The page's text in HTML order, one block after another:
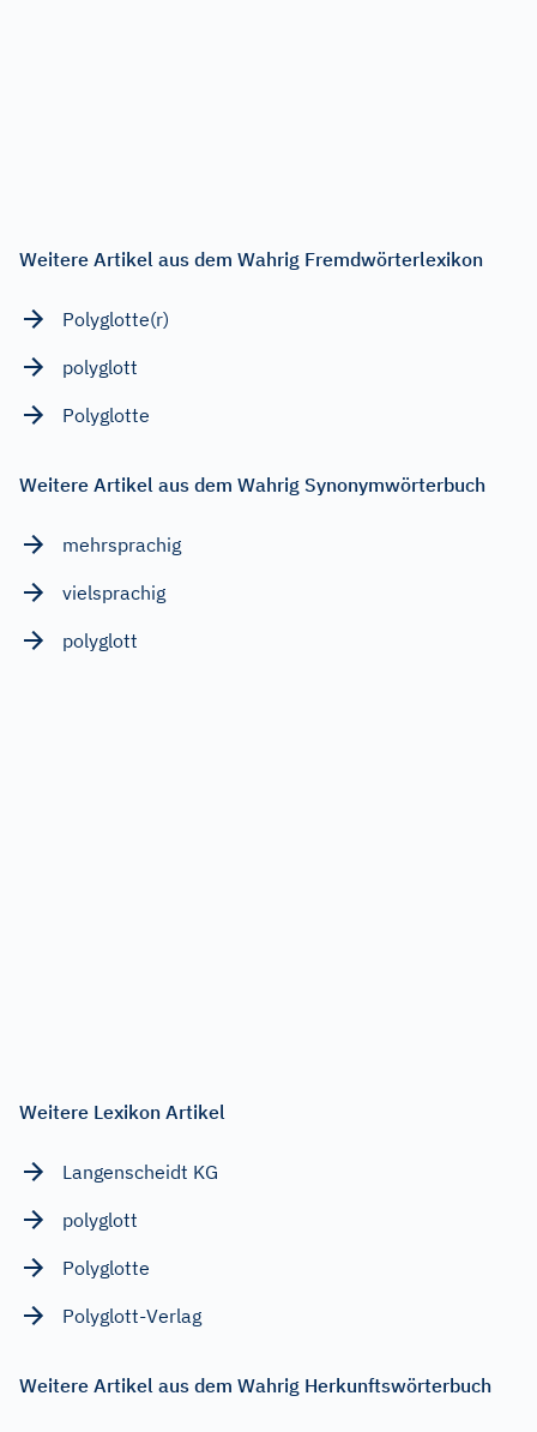
Weitere Artikel aus dem Wahrig Fremdwörterlexikon
Polyglotte(r)
polyglott
Polyglotte
Weitere Artikel aus dem Wahrig Synonymwörterbuch
mehrsprachig
vielsprachig
polyglott
Weitere Lexikon Artikel
Langenscheidt KG
polyglott
Polyglotte
Polyglott-Verlag
Weitere Artikel aus dem Wahrig Herkunftswörterbuch